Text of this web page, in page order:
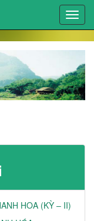
HOA (KỲ – II)